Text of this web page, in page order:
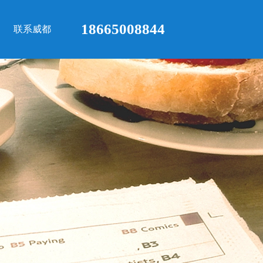
联系威都 18665008844